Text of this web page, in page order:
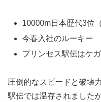
10000m日本歴代3位
今春入社のルーキー
プリンセス駅伝はケ
圧倒的なスピードと破壊
駅伝では温存されましたが